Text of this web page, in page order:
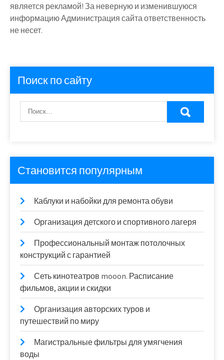
является рекламой! За неверную и изменившуюся
информацию Администрация сайта ответственность
не несет.
Поиск по сайту
Становится популярным
Каблуки и набойки для ремонта обуви
Организация детского и спортивного лагеря
Профессиональный монтаж потолочных
конструкций с гарантией
Сеть кинотеатров mooon. Расписание
фильмов, акции и скидки
Организация авторских туров и
путешествий по миру
Магистральные фильтры для умягчения
воды